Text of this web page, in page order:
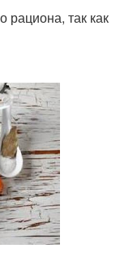
рациона, так как